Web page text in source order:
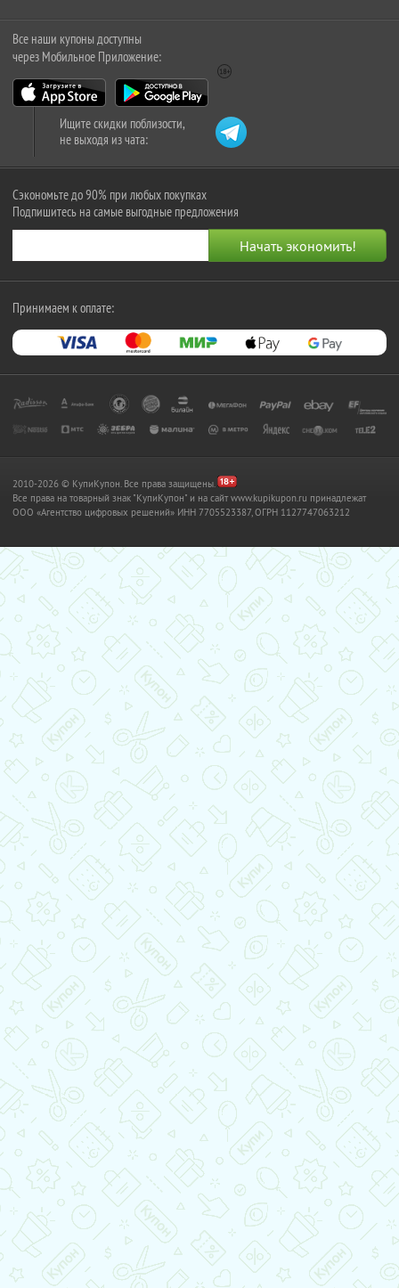
Все наши купоны доступны
через Мобильное Приложение:
Ищите скидки поблизости,
не выходя из чата:
Сэкономьте до 90% при любых покупках
Подпишитесь на самые выгодные предложения
Принимаем к оплате:
2010-2026 © КупиКупон. Все права защищены.
Все права на товарный знак "КупиКупон" и на сайт www.kupikupon.ru принадлежат
OOO «Агентство цифровых решений» ИНН 7705523387, ОГРН 1127747063212